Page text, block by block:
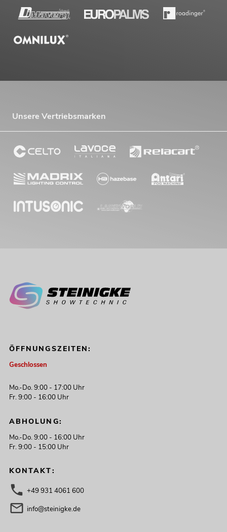
Unsere Vertriebsmarken
ÖFFNUNGSZEITEN:
Geschlossen
Mo.-Do. 9:00 - 17:00 Uhr
Fr. 9:00 - 16:00 Uhr
ABHOLUNG:
Mo.-Do. 9:00 - 16:00 Uhr
Fr. 9:00 - 15:00 Uhr
KONTAKT:
+49 931 4061 600
info@steinigke.de